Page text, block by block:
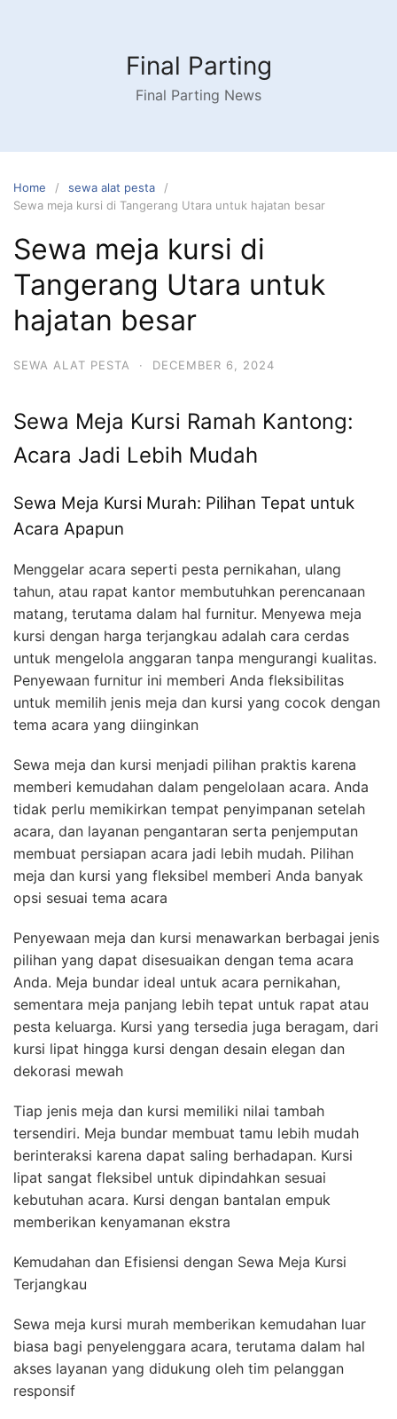
Final Parting
Final Parting News
Home
sewa alat pesta
Sewa meja kursi di Tangerang Utara untuk hajatan besar
Sewa meja kursi di
Tangerang Utara untuk
hajatan besar
SEWA ALAT PESTA · DECEMBER 6, 2024
Sewa Meja Kursi Ramah Kantong:
Acara Jadi Lebih Mudah
Sewa Meja Kursi Murah: Pilihan Tepat untuk
Acara Apapun
Menggelar acara seperti pesta pernikahan, ulang
tahun, atau rapat kantor membutuhkan perencanaan
matang, terutama dalam hal furnitur. Menyewa meja
kursi dengan harga terjangkau adalah cara cerdas
untuk mengelola anggaran tanpa mengurangi kualitas.
Penyewaan furnitur ini memberi Anda fleksibilitas
untuk memilih jenis meja dan kursi yang cocok dengan
tema acara yang diinginkan
Sewa meja dan kursi menjadi pilihan praktis karena
memberi kemudahan dalam pengelolaan acara. Anda
tidak perlu memikirkan tempat penyimpanan setelah
acara, dan layanan pengantaran serta penjemputan
membuat persiapan acara jadi lebih mudah. Pilihan
meja dan kursi yang fleksibel memberi Anda banyak
opsi sesuai tema acara
Penyewaan meja dan kursi menawarkan berbagai jenis
pilihan yang dapat disesuaikan dengan tema acara
Anda. Meja bundar ideal untuk acara pernikahan,
sementara meja panjang lebih tepat untuk rapat atau
pesta keluarga. Kursi yang tersedia juga beragam, dari
kursi lipat hingga kursi dengan desain elegan dan
dekorasi mewah
Tiap jenis meja dan kursi memiliki nilai tambah
tersendiri. Meja bundar membuat tamu lebih mudah
berinteraksi karena dapat saling berhadapan. Kursi
lipat sangat fleksibel untuk dipindahkan sesuai
kebutuhan acara. Kursi dengan bantalan empuk
memberikan kenyamanan ekstra
Kemudahan dan Efisiensi dengan Sewa Meja Kursi
Terjangkau
Sewa meja kursi murah memberikan kemudahan luar
biasa bagi penyelenggara acara, terutama dalam hal
akses layanan yang didukung oleh tim pelanggan
responsif